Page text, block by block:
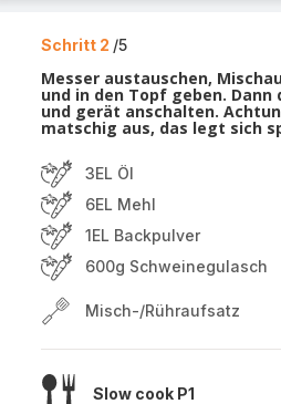
Schritt 2 /5
Messer austauschen,
und in den Topf geben.
und gerät anschalten.
matschig aus, das legt sich
3EL Öl
6EL Mehl
1EL Backpulver
600g Schweinegulasch
Misch-/Rühraufsatz
Slow cook P1